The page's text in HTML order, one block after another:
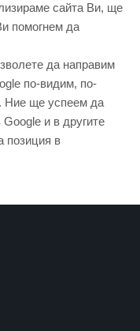
сайта Ви, ще
помогнем да
да направим
по-видим, по-
Ние ще успеем да
и в другите
позиция в